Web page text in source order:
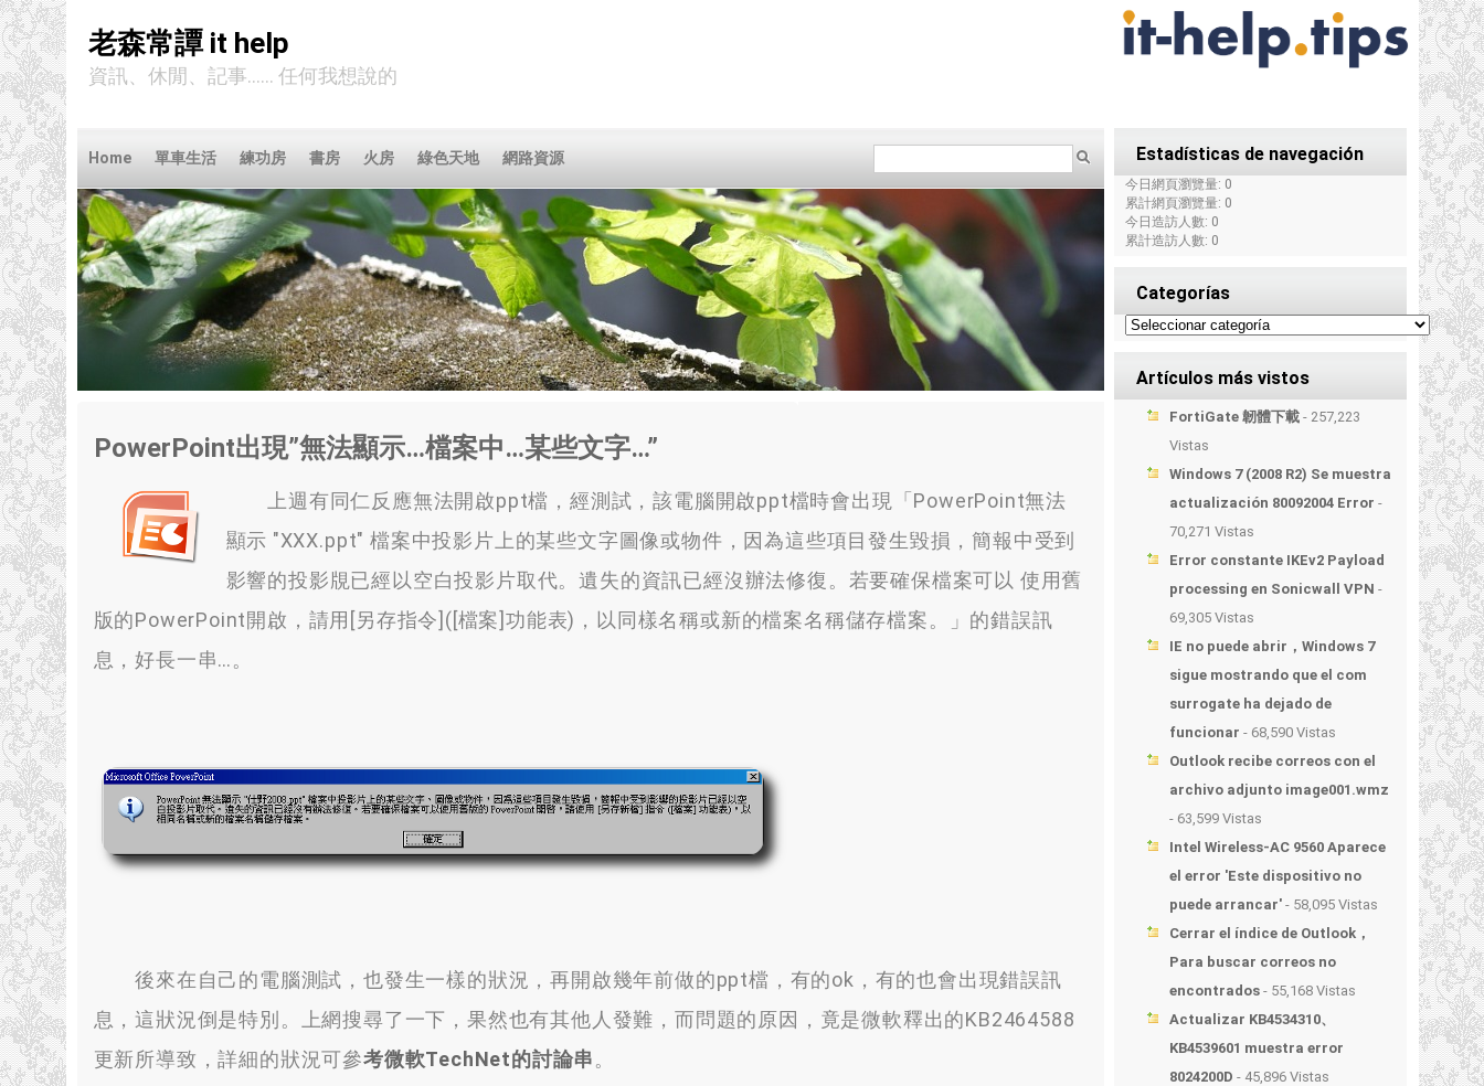
老森常譚 it help
資訊、休閒、記事...... 任何我想說的
Home 單車生活 練功房 書房 火房 綠色天地 網路資源
PowerPoint出現”無法顯示…檔案中…某些文字…”
上週有同仁反應無法開啟ppt檔 ， 經測試 ，該電腦開啟ppt檔時會出現「PowerPoint無法
顯示 "XXX.ppt" 檔案中投影片上的某些文字圖像或物件 ， 因為這些項目發生毀損 ，簡報中受到
影響的投影覑已經以空白投影片取代。遺失的資訊已經沒辦法修復 。 若要確保檔案可以 使用舊
版的PowerPoint開啟 ， 請用 [另存指令]([檔案]功能表)， 以同樣名稱或新的檔案名稱儲存檔案。
」的錯誤訊
息 ，好長一串…。
後來在自己的電腦測試 ， 也發生一樣的狀況 ，再開啟幾年前做的ppt檔 ， 有的ok ， 有的也會出現錯誤訊
息 ，這狀況倒是特別 。 上網搜尋了一下 ， 果然也有其他人發難 ， 而問題的原因 ， 竟是微軟釋出的KB2464588
更新所導致 ，詳細的狀況可參考微軟TechNet的討論串。
Estadísticas de navegación
今日網頁瀏覽量: 0
累計網頁瀏覽量: 0
今日造訪人數: 0
累計造訪人數: 0
Categorías
Artículos más vistos
FortiGate 韌體下載 - 257,223
Vistas
Windows 7 (2008 R2) Se muestra
actualización 80092004 Error -
70,271 Vistas
Error constante IKEv2 Payload
processing en Sonicwall VPN -
69,305 Vistas
IE no puede abrir，Windows 7
sigue mostrando que el com
surrogate ha dejado de
funcionar - 68,590 Vistas
Outlook recibe correos con el
archivo adjunto image001.wmz
- 63,599 Vistas
Intel Wireless-AC 9560 Aparece
el error 'Este dispositivo no
puede arrancar' - 58,095 Vistas
Cerrar el índice de Outlook，
Para buscar correos no
encontrados - 55,168 Vistas
Actualizar KB4534310、
KB4539601 muestra error
8024200D - 45,896 Vistas